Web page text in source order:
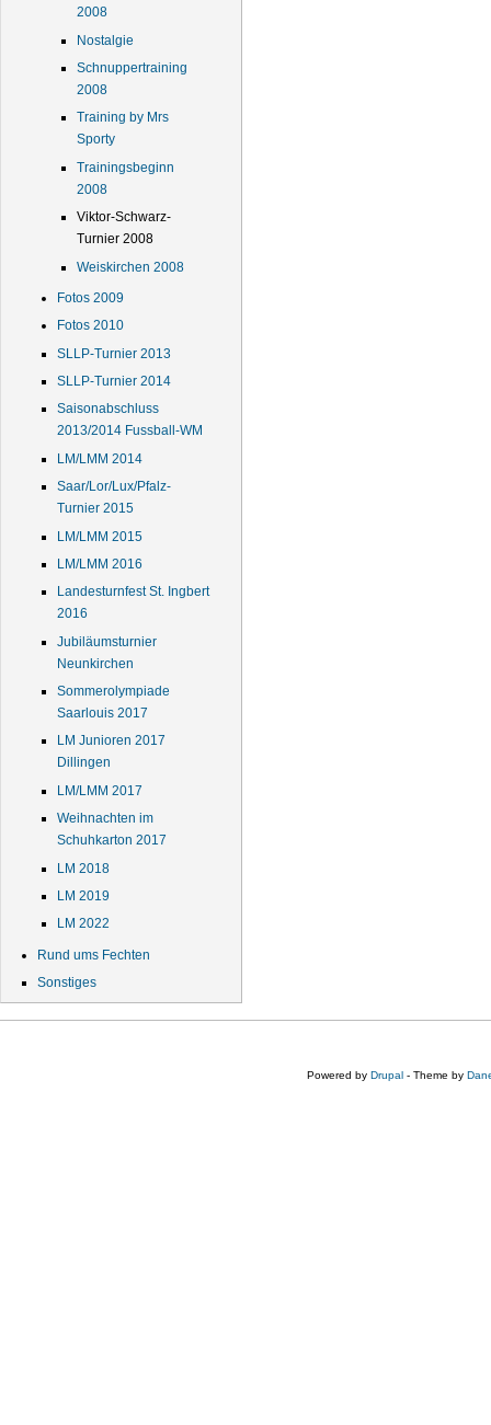
2008
Nostalgie
Schnuppertraining
2008
Training by Mrs
Sporty
Trainingsbeginn
2008
Viktor-Schwarz-
Turnier 2008
Weiskirchen 2008
Fotos 2009
Fotos 2010
SLLP-Turnier 2013
SLLP-Turnier 2014
Saisonabschluss
2013/2014 Fussball-WM
LM/LMM 2014
Saar/Lor/Lux/Pfalz-
Turnier 2015
LM/LMM 2015
LM/LMM 2016
Landesturnfest St. Ingbert
2016
Jubiläumsturnier
Neunkirchen
Sommerolympiade
Saarlouis 2017
LM Junioren 2017
Dillingen
LM/LMM 2017
Weihnachten im
Schuhkarton 2017
LM 2018
LM 2019
LM 2022
Rund ums Fechten
Sonstiges
Powered byDrupal - Theme by